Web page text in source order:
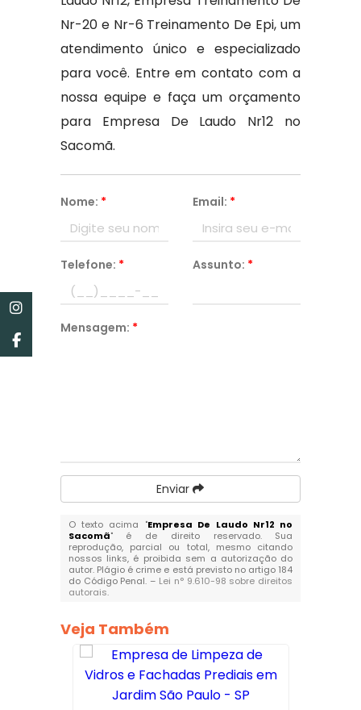
Nr-20 e Nr-6 Treinamento De Epi, um
atendimento único e especializado
para você. Entre em contato com a
nossa equipe e faça um orçamento
para Empresa De Laudo Nr12 no
Sacomã.
Nome: * Email: *
Telefone: * Assunto: *
Mensagem: *
Enviar
O texto acima "Empresa De Laudo Nr12 no
Sacomã" é de direito reservado. Sua
reprodução, parcial ou total, mesmo citando
nossos links, é proibida sem a autorização do
autor. Plágio é crime e está previsto no artigo 184
do Código Penal. – Lei n° 9.610-98 sobre direitos
autorais.
Veja Também